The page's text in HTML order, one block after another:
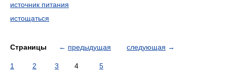
источник питания
истощаться
Страницы ← предыдущая следующая →
1 2 3 4 5